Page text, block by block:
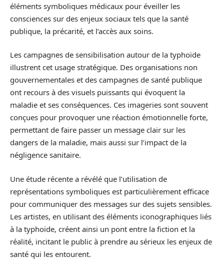
éléments symboliques médicaux pour éveiller les
consciences sur des enjeux sociaux tels que la santé
publique, la précarité, et l’accès aux soins.
Les campagnes de sensibilisation autour de la typhoïde
illustrent cet usage stratégique. Des organisations non
gouvernementales et des campagnes de santé publique
ont recours à des visuels puissants qui évoquent la
maladie et ses conséquences. Ces imageries sont souvent
conçues pour provoquer une réaction émotionnelle forte,
permettant de faire passer un message clair sur les
dangers de la maladie, mais aussi sur l’impact de la
négligence sanitaire.
Une étude récente a révélé que l’utilisation de
représentations symboliques est particulièrement efficace
pour communiquer des messages sur des sujets sensibles.
Les artistes, en utilisant des éléments iconographiques liés
à la typhoïde, créent ainsi un pont entre la fiction et la
réalité, incitant le public à prendre au sérieux les enjeux de
santé qui les entourent.